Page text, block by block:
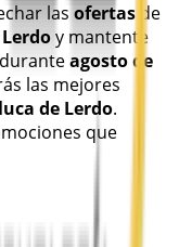
las ofertas de
y mantente
agosto de
las mejores
de Lerdo.
que